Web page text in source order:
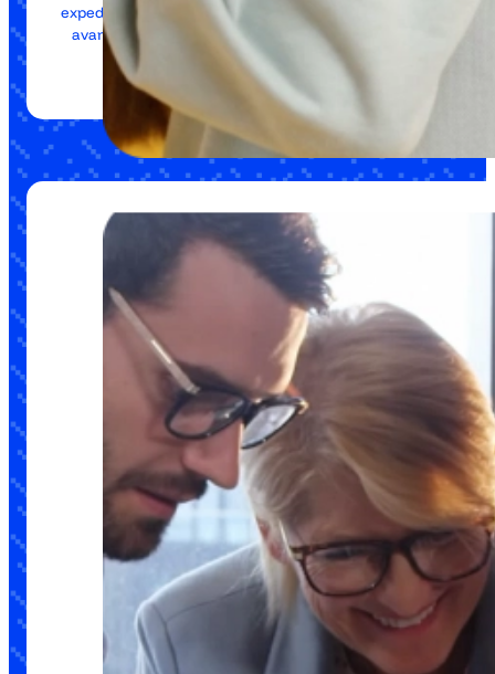
expedientes personales podrían requerir integraciones
avanzadas o autenticación, implementadas en fases
posteriores.)